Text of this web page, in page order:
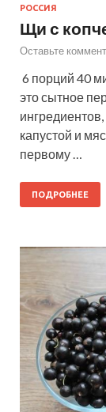
РОССИЯ
Щи с
Оставьте
6 порций 40
это сытное
капустой и
первому …
ПОДРОБНЕЕ